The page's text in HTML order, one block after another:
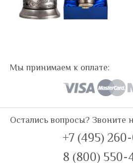
Мы принимаем к оплате:
Остались вопросы? Звоните
+7 (495)
8 (800) 550-